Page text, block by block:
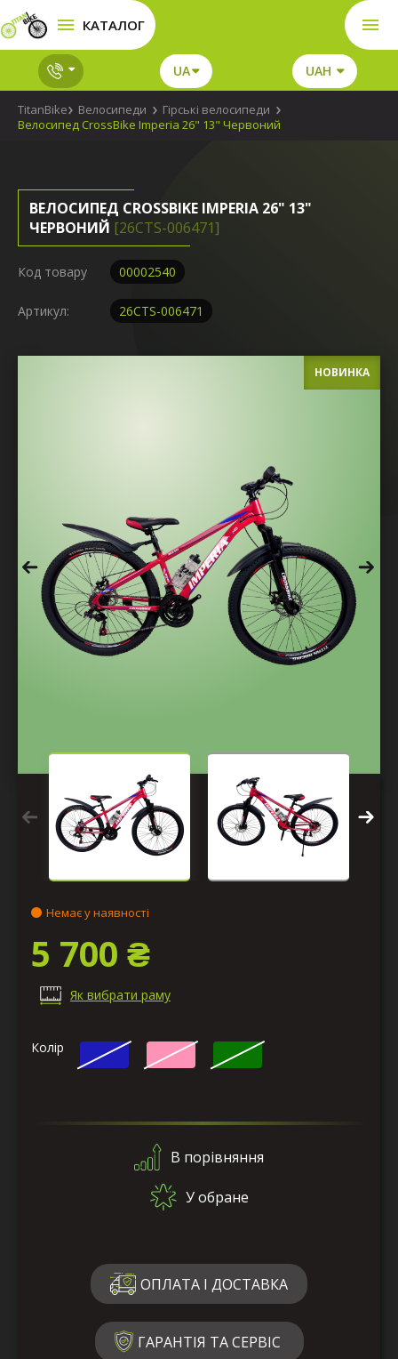
КАТАЛОГ
UA UAH
TitanBike Велосипеди
Гірські велосипеди
Велосипед CrossBike Imperia 26" 13" Червоний
ВЕЛОСИПЕД CROSSBIKE IMPERIA 26" 13"
ЧЕРВОНИЙ [26СTS-006471]
Код товару 00002540
Артикул: 26СTS-006471
НОВИНКА
Немає у наявності
5 700 ₴
Як вибрати раму
Колір
В порівняння
У обране
ОПЛАТА І ДОСТАВКА
ГАРАНТІЯ ТА СЕРВІС